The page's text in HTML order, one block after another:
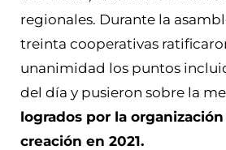
regionales. Durante la
treinta cooperativas
unanimidad los puntos
del día y pusieron sobre la
logrados por la
creación en 2021.